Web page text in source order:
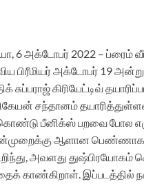
, 6அக்டோபர் 2022 – ப்ரைம்
பிரீமியர்அக்டோபர் 19அன்று
சுப்பராஜ்கிரியேட்டிவ்
சந்தானம்
பீனிக்ஸ்பறவை போல
ஆளான பெண்ணாக
,அவளது துஷ்பிரயோகம்
காண்கிறாள். இப்படத்தில்